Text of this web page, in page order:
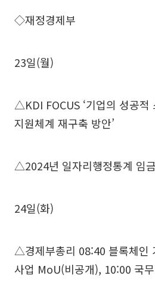
◇재정경제부
23일(월)
△KDI FOCUS ‘기업의 성공적
지원체계 재구축 방안’
△2024년 일자리행정통계 임
24일(화)
△경제부총리 08:40 블록체인
사업 MoU(비공개), 10:00 국